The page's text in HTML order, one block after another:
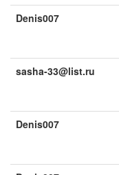
Denis007
sasha-33@list.ru
Denis007